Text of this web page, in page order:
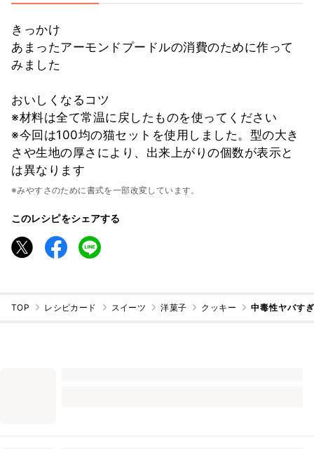
きっかけ
あまったアーモンドプードルの消費のために作って
みました
おいしくなるコツ
※材料は全て常温に戻したものを使ってください
※今回は100均の猫セットを使用しました。型の大き
さや生地の厚さにより、出来上がりの個数が表示と
は異なります
※みやすさのために書式を一部改変しています。
このレシピをシェアする
TOP レシピカード スイーツ 洋菓子 クッキー 中毒性ヤバす